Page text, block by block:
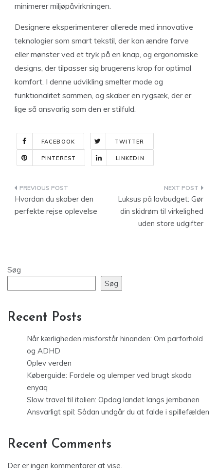
minimerer miljøpåvirkningen.
Designere eksperimenterer allerede med innovative
teknologier som smart tekstil, der kan ændre farve
eller mønster ved et tryk på en knap, og ergonomiske
designs, der tilpasser sig brugerens krop for optimal
komfort. I denne udvikling smelter mode og
funktionalitet sammen, og skaber en rygsæk, der er
lige så ansvarlig som den er stilfuld.
FACEBOOK TWITTER
PINTEREST LINKEDIN
Indlægsnavigation
Hvordan du skaber den
perfekte rejse oplevelse
Luksus på lavbudget: Gør
din skidrøm til virkelighed
uden store udgifter
Søg
Søg
Recent Posts
Når kærligheden misforstår hinanden: Om parforhold
og ADHD
Oplev verden
Køberguide: Fordele og ulemper ved brugt skoda
enyaq
Slow travel til italien: Opdag landet langs jernbanen
Ansvarligt spil: Sådan undgår du at falde i spillefælden
Recent Comments
Der er ingen kommentarer at vise.